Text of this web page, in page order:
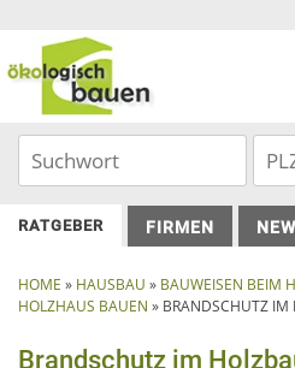
to
content
RATGEBER FIRMEN
HOME » HAUSBAU » BAUWEISEN BEIM
HOLZHAUS BAUEN » BRANDSCHUTZ IM
Brandschutz im